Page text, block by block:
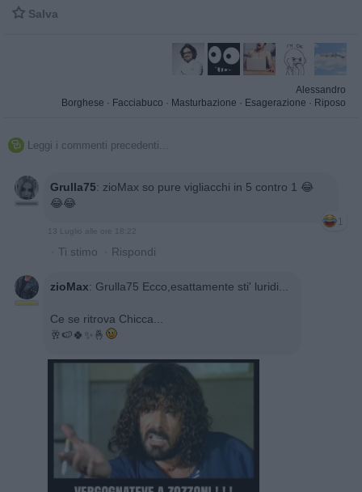
 Salva
Alessandro
Borghese · Facciabuco · Masturbazione · Esagerazione · Riposo
 Leggi i commenti precedenti...
Grulla75: zioMax so pure vigliacchi in 5 contro 1 😂
😂😂
1
· Ti stimo · Rispondi
zioMax: Grulla75 Ecco,esattamente sti' luridi...
Ce se ritrova Chicca...
🥂🍉🍀✨️🤞